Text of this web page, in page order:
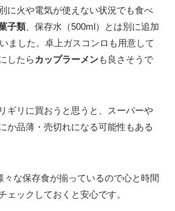
に火や電気が使えない状況でも食べ
子類 、保存水（500ml）とは別に追加
ました。卓上ガスコンロも用意して
したら カップラーメンも良さそうで
ギリに買おうと思うと、スーパーや
か品薄・売切れになる可能性もある
々な保存食が揃っているので心と時間
ェックしておくと安心です。